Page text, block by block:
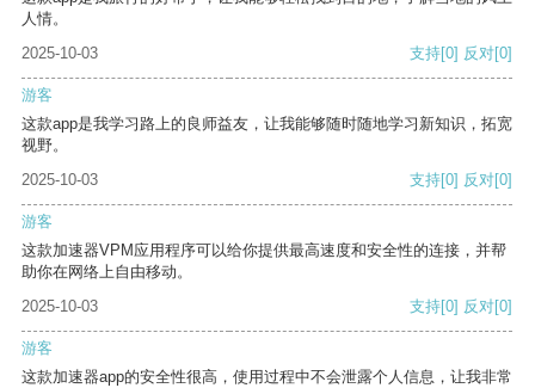
人情。
2025-10-03
支持[0] 反对[0]
游客
这款app是我学习路上的良师益友，让我能够随时随地学习新知识，拓宽
视野。
2025-10-03
支持[0] 反对[0]
游客
这款加速器VPM应用程序可以给你提供最高速度和安全性的连接，并帮
助你在网络上自由移动。
2025-10-03
支持[0] 反对[0]
游客
这款加速器app的安全性很高，使用过程中不会泄露个人信息，让我非常